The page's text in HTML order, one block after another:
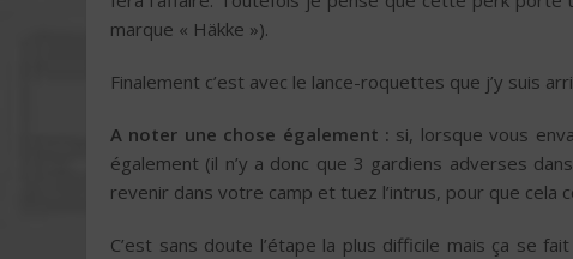
marque « Häkke »).
Finalement c’est avec le lance-roquettes que j’y suis
A noter une chose également : si, lorsque vous
également (il n’y a donc que 3 gardiens adverses
revenir dans votre camp et tuez l’intrus, pour que cela
C’est sans doute l’étape la plus difficile mais ça se